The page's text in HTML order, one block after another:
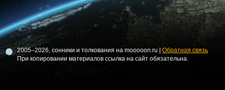
2005–2026, сонники и толкования на mooooon.ru | Обратная связь
При копировании материалов ссылка на сайт обязательна.